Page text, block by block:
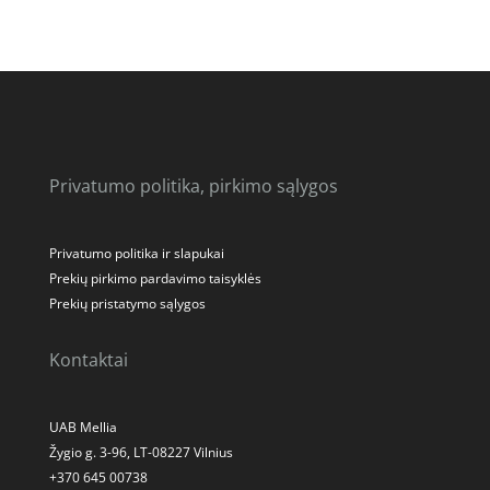
Privatumo politika, pirkimo sąlygos
Privatumo politika ir slapukai
Prekių pirkimo pardavimo taisyklės
Prekių pristatymo sąlygos
Kontaktai
UAB Mellia
Žygio g. 3-96, LT-08227 Vilnius
+370 645 00738